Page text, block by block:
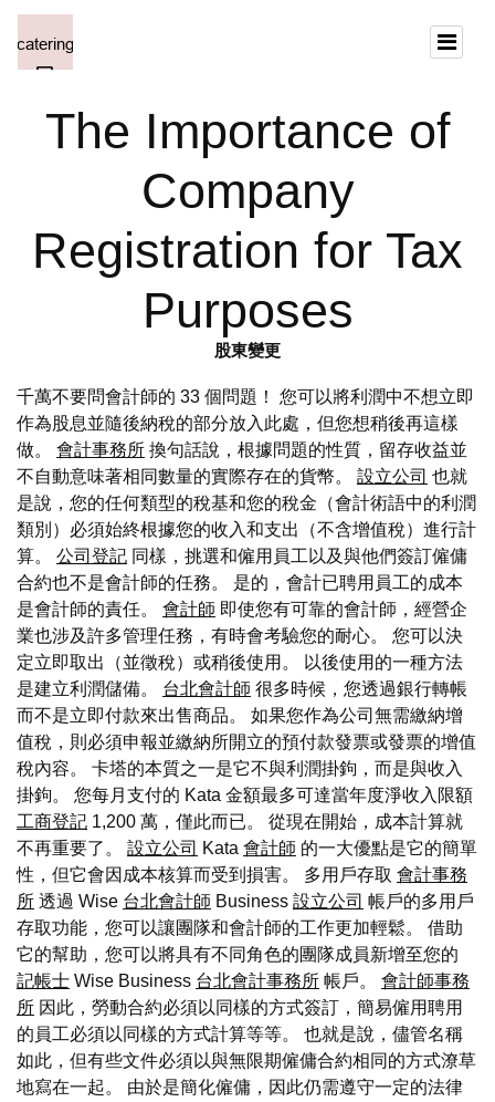
The Importance of
Company
Registration for Tax
Purposes
股東變更
千萬不要問會計師的 33 個問題！ 您可以將利潤中不想立即
作為股息並隨後納稅的部分放入此處，但您想稍後再這樣
做。 會計事務所 換句話說，根據問題的性質，留存收益並
不自動意味著相同數量的實際存在的貨幣。 設立公司 也就
是說，您的任何類型的稅基和您的稅金（會計術語中的利潤
類別）必須始終根據您的收入和支出（不含增值稅）進行計
算。 公司登記 同樣，挑選和僱用員工以及與他們簽訂僱傭
合約也不是會計師的任務。 是的，會計已聘用員工的成本
是會計師的責任。 會計師 即使您有可靠的會計師，經營企
業也涉及許多管理任務，有時會考驗您的耐心。 您可以決
定立即取出（並徵稅）或稍後使用。 以後使用的一種方法
是建立利潤儲備。 台北會計師 很多時候，您透過銀行轉帳
而不是立即付款來出售商品。 如果您作為公司無需繳納增
值稅，則必須申報並繳納所開立的預付款發票或發票的增值
稅內容。 卡塔的本質之一是它不與利潤掛鉤，而是與收入
掛鉤。 您每月支付的 Kata 金額最多可達當年度淨收入限額
工商登記 1,200 萬，僅此而已。 從現在開始，成本計算就
不再重要了。 設立公司 Kata 會計師 的一大優點是它的簡單
性，但它會因成本核算而受到損害。 多用戶存取 會計事務
所 透過 Wise 台北會計師 Business 設立公司 帳戶的多用戶
存取功能，您可以讓團隊和會計師的工作更加輕鬆。 借助
它的幫助，您可以將具有不同角色的團隊成員新增至您的
記帳士 Wise Business 台北會計事務所 帳戶。 會計師事務
所 因此，勞動合約必須以同樣的方式簽訂，簡易僱用聘用
的員工必須以同樣的方式計算等等。 也就是說，儘管名稱
如此，但有些文件必須以與無限期僱傭合約相同的方式潦草
地寫在一起。 由於是簡化僱傭，因此仍需遵守一定的法律